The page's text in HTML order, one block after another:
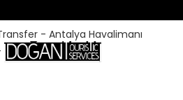
- Antalya Havalimanı